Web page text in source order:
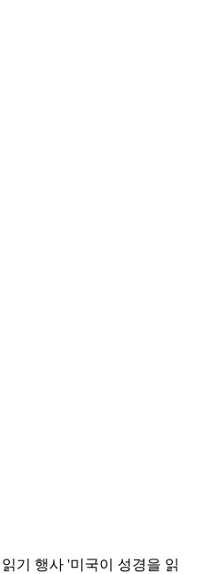
기 행사 '미국이 성경을 읽